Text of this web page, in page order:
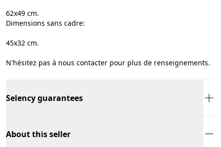
62x49 cm.
Dimensions sans cadre:
45x32 cm.
N'hésitez pas à nous contacter pour plus de renseignements.
Selency guarantees
About this seller